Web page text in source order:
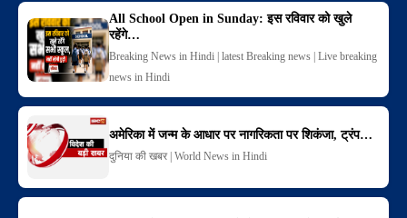
All School Open in Sunday: इस रविवार को खुले
रहेंगे…
Breaking News in Hindi | latest Breaking news | Live breaking
news in Hindi
अमेरिका में जन्म के आधार पर नागरिकता पर शिकंजा, ट्रंप…
दुनिया की खबर | World News in Hindi